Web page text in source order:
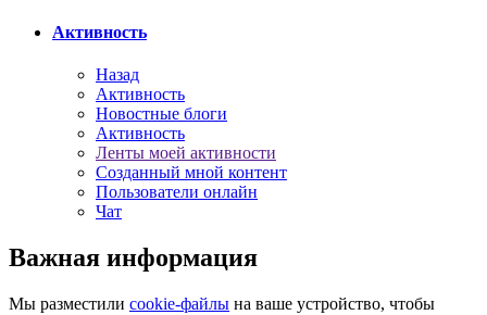
Активность
Назад
Активность
Новостные блоги
Активность
Ленты моей активности
Созданный мной контент
Пользователи онлайн
Чат
Важная информация
Мы разместили cookie-файлы на ваше устройство, чтобы